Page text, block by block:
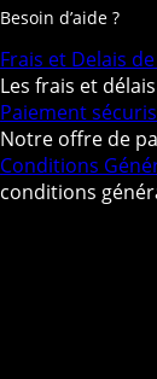
Besoin d’aide ?
Frais et Delais
Les frais et
Paiement
Notre offre de
Conditions
conditions